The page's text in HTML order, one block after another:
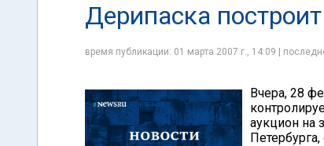
Дерипаска
время публикации: 01 марта 2007 г., 14:09 |
Вчера, 28
аукцион на